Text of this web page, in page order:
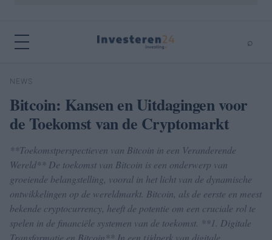
⌕
Zoeken
NEWS
Bitcoin: Kansen en Uitdagingen voor
de Toekomst van de Cryptomarkt
**Toekomstperspectieven van Bitcoin in een Veranderende
Wereld** De toekomst van Bitcoin is een onderwerp van
groeiende belangstelling, vooral in het licht van de dynamische
ontwikkelingen op de wereldmarkt. Bitcoin, als de eerste en meest
bekende cryptocurrency, heeft de potentie om een cruciale rol te
spelen in de financiële systemen van de toekomst. **1. Digitale
Transformatie en Bitcoin** In een tijdperk van digitale